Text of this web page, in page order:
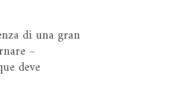
di una gran
–
deve